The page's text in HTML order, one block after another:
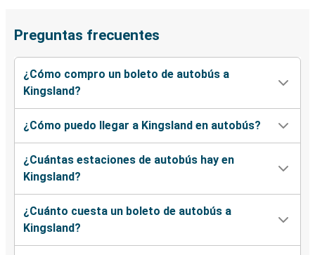
Preguntas frecuentes
¿Cómo compro un boleto de autobús a
Kingsland?
¿Cómo puedo llegar a Kingsland en autobús?
¿Cuántas estaciones de autobús hay en
Kingsland?
¿Cuánto cuesta un boleto de autobús a
Kingsland?